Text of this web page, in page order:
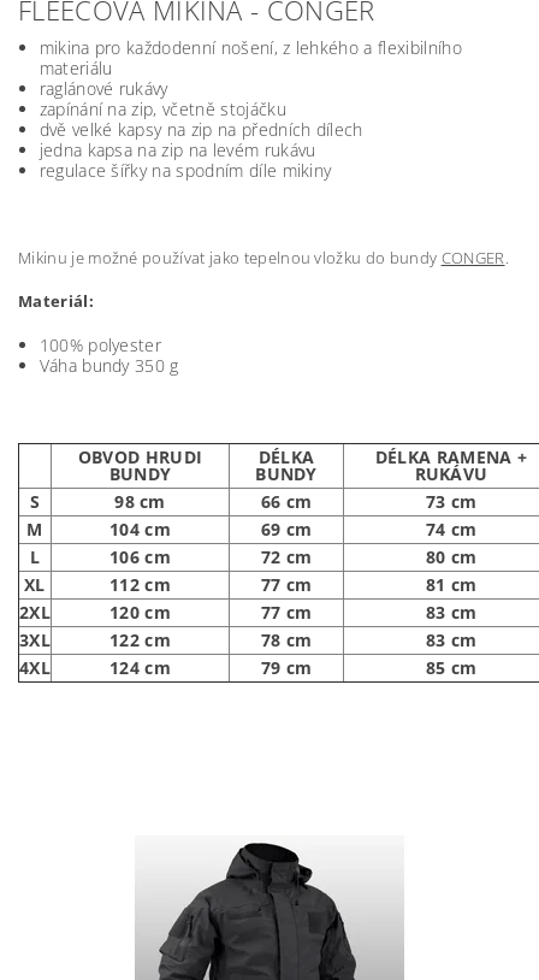
FLEECOVÁ MIKINA - CONGER
mikina pro každodenní nošení, z lehkého a flexibilního
materiálu
raglánové rukávy
zapínání na zip, včetně stojáčku
dvě velké kapsy na zip na předních dílech
jedna kapsa na zip na levém rukávu
regulace šířky na spodním díle mikiny
Mikinu je možné používat jako tepelnou vložku do bundy CONGER
Materiál:
100% polyester
Váha bundy 350 g
OBVOD HRUDI
BUNDY
DÉLKA
BUNDY
DÉLKA RAMENA +
RUKÁVU
S
98 cm 66 cm
73 cm
M
104 cm 69 cm
74 cm
L
106 cm 72 cm
80 cm
XL
112 cm 77 cm
81 cm
2XL
120 cm 77 cm
83 cm
3XL
122 cm 78 cm
83 cm
4XL
124 cm 79 cm 85 cm